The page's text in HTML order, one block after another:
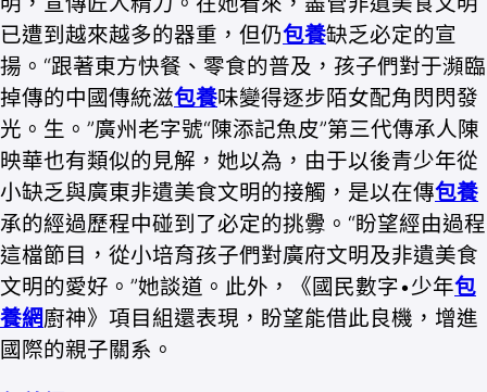
已遭到越來越多的器重，但仍包養缺乏必定的宣
揚。“跟著東方快餐、零食的普及，孩子們對于瀕臨
掉傳的中國傳統滋包養味變得逐步陌女配角閃閃發
光。生。”廣州老字號“陳添記魚皮”第三代傳承人陳
映華也有類似的見解，她以為，由于以後青少年從
小缺乏與廣東非遺美食文明的接觸，是以在傳包養
承的經過歷程中碰到了必定的挑釁。“盼望經由過程
這檔節目，從小培育孩子們對廣府文明及非遺美食
文明的愛好。”她談道。此外，《國民數字•少年包
養網廚神》項目組還表現，盼望能借此良機，增進
國際的親子關系。